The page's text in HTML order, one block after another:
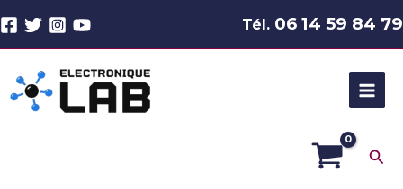
au
Tél. 06 14 59 84 79